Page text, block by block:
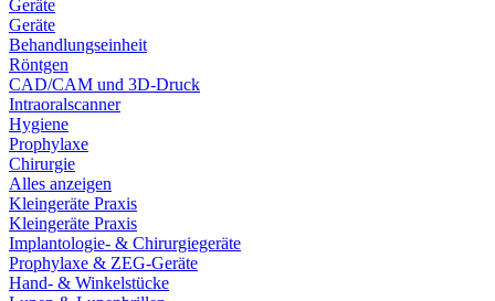
Geräte
Geräte
Behandlungseinheit
Röntgen
CAD/CAM und 3D-Druck
Intraoralscanner
Hygiene
Prophylaxe
Chirurgie
Alles anzeigen
Kleingeräte Praxis
Kleingeräte Praxis
Implantologie- & Chirurgiegeräte
Prophylaxe & ZEG-Geräte
Hand- & Winkelstücke